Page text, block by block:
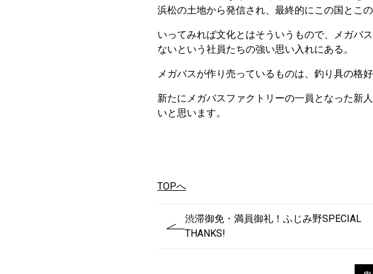
浜松の土地から発信され、最終的にこの国とこ
いってみれば文化とはそういうもので、メガバ
ないという社員たちの強い思い入れにある。
メガバスが作り売っているものは、釣り具の格
新たにメガバスファクトリーの一員となった新
いと思います。
TOPへ
渋滞御免・満員御礼！ふじみ野SPECIAL
THANKS!